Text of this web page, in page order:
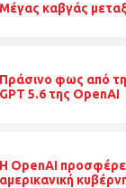
Μέγας καβγάς
Πράσινο φως από
GPT 5.6 της OpenAI
Η OpenAI
αμερικανική